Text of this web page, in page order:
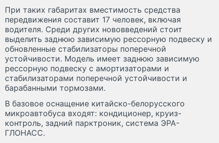
При таких габаритах вместимость средства
передвижения составит 17 человек, включая
водителя. Среди других нововведений стоит
выделить заднюю зависимую рессорную подвеску и
обновленные стабилизаторы поперечной
устойчивости. Модель имеет заднюю зависимую
рессорную подвеску с амортизаторами и
стабилизаторами поперечной устойчивости и
барабанными тормозами.
В базовое оснащение китайско-белорусского
микроавтобуса входят: кондиционер, круиз-
контроль, задний парктроник, система ЭРА-
ГЛОНАСС.